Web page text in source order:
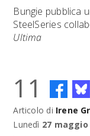
Bungie pubblica
SteelSeries
Ultima
11
Articolo di Irene
Lunedì 27 maggio